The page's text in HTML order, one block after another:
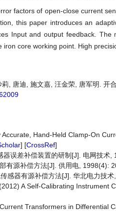
factors of open-close current
this paper introduces an
Input and output feedback.
core working point. High
, 唐迪, 施文嘉, 汪金荣, 唐军明. 开
Accurate, Hand-Held Clamp-On
] [CrossRef]
误差补偿装置的研制[J]. 电网技术,
有源补偿方法[J]. 供用电, 1998(4):
感器有源补偿方法[J]. 华北电力技术
A Self-Calibrating Instrument
Transformers in Differential